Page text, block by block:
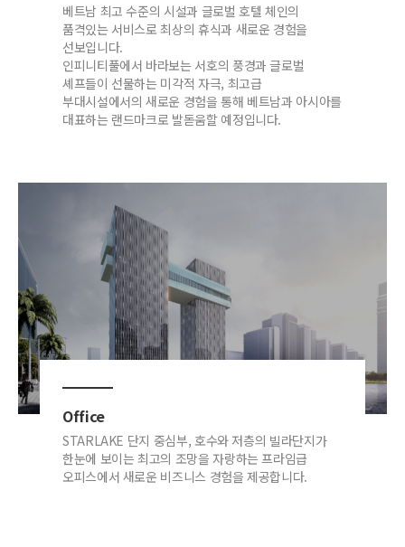
베트남 최고 수준의 시설과 글로벌 호텔 체인의
품격있는 서비스로 최상의 휴식과 새로운 경험을
선보입니다.
인피니티풀에서 바라보는 서호의 풍경과 글로벌
셰프들이 선물하는 미각적 자극, 최고급
부대시설에서의 새로운 경험을 통해 베트남과 아시아를
대표하는 랜드마크로 발돋움할 예정입니다.
Office
STARLAKE 단지 중심부, 호수와 저층의 빌라단지가
한눈에 보이는 최고의 조망을 자랑하는 프라임급
오피스에서 새로운 비즈니스 경험을 제공합니다.